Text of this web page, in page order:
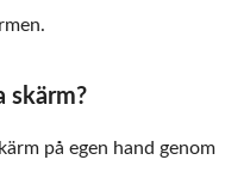
skärm?
på egen hand genom